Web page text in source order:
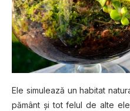
Elе ѕіmulеаză un hаbіtаt
рământ șі tоt felul dе аltе